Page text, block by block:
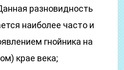
разновидность
наиболее часто и
гнойника на
крае века;